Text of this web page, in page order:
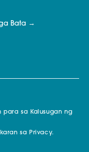
Bata
para sa Kalusugan ng
sa Privacy.